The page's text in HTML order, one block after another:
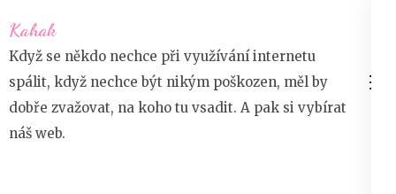
na
obsah
(stiskněte
Enter)
Kahak
Když se někdo nechce při využívání internetu
spálit, když nechce být nikým poškozen, měl by
dobře zvažovat, na koho tu vsadit. A pak si vybírat
náš web.